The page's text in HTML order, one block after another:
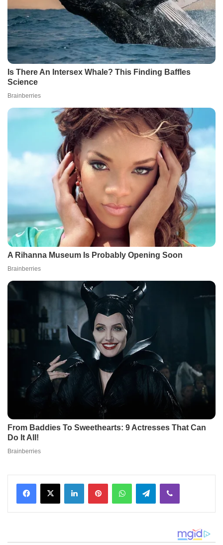
Facebook
X LinkedInPinterestWhatsAppTelegramViber